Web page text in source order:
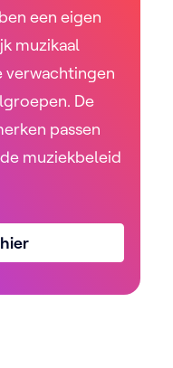
een eigen
muzikaal
verwachtingen
De
passen
muziekbeleid